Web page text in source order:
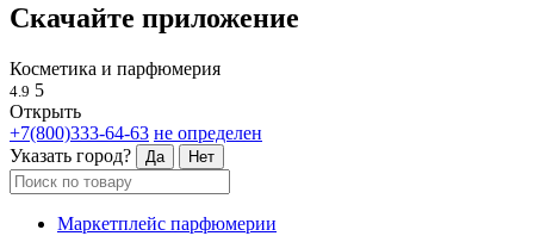
Скачайте приложение
Косметика и парфюмерия
4.9 5
Открыть
+7(800)333-64-63 не определен
Указать город?
Да Нет
Маркетплейс парфюмерии